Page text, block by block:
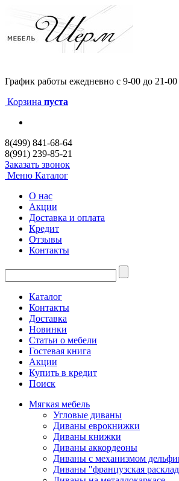
График работы ежедневно с 9-00 до 21-00
Корзина пуста
8(499) 841-68-64
8(991) 239-85-21
Заказать звонок
Меню Каталог
О нас
Акции
Доставка и оплата
Кредит
Отзывы
Контакты
Каталог
Контакты
Доставка
Новинки
Статьи о мебели
Гостевая книга
Акции
Купить в кредит
Поиск
Мягкая мебель
Угловые диваны
Диваны еврокнижки
Диваны книжки
Диваны аккордеоны
Диваны с механизмом
Диваны "французская